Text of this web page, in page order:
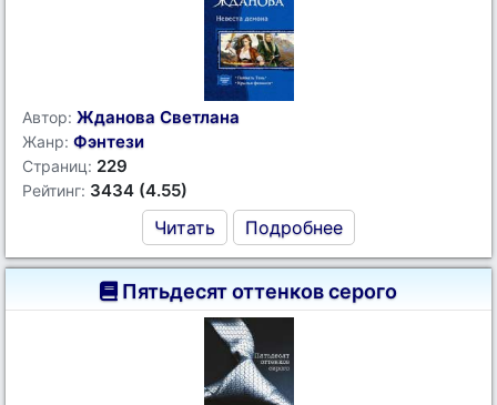
Автор: Жданова Светлана
Жанр: Фэнтези
Страниц: 229
Рейтинг: 3434 (4.55)
Читать Подробнее
Пятьдесят оттенков серого